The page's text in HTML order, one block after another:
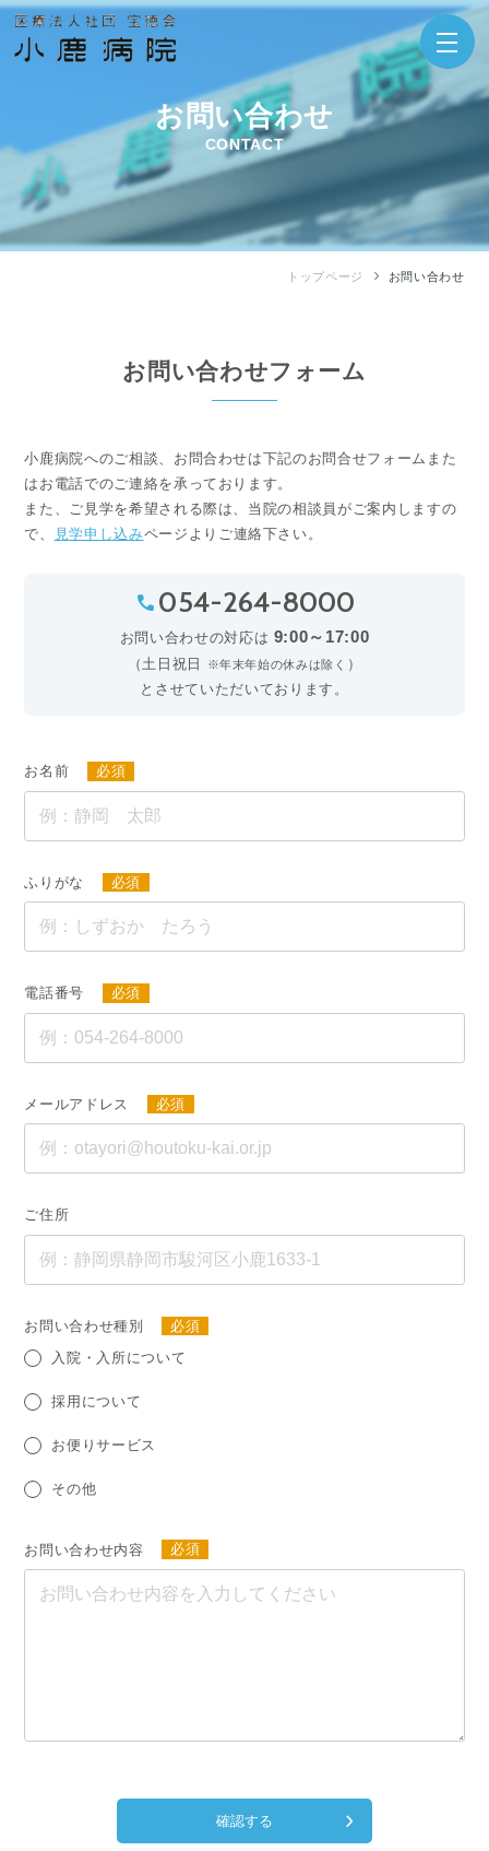
お問い合わせ
CONTACT
トップページ お問い合わせ
お問い合わせフォーム
⼩⿅病院へのご相談、お問合わせは下記のお問合せフォームまた
はお電話でのご連絡を承っております。
また、ご⾒学を希望される際は、当院の相談員がご案内しますの
で、
見学申し込みページよりご連絡下さい。
phone 054-264-8000
お問い合わせの対応は 9:00～17:00
（土日祝日 ※年末年始の休みは除く ）
とさせていただいております。
お名前 必須
ふりがな 必須
電話番号 必須
メールアドレス 必須
ご住所
お問い合わせ種別
必須
入院・入所について
採用について
お便りサービス
その他
お問い合わせ内容 必須
確認する